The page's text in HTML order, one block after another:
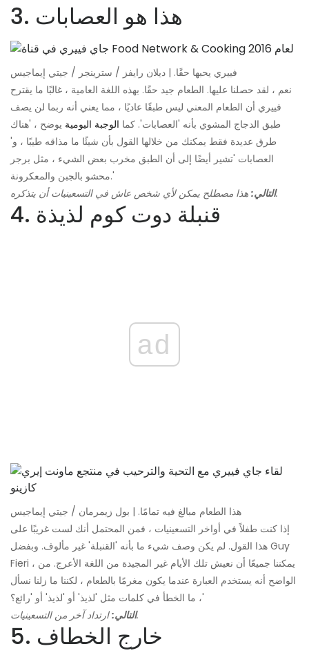
3. هذا هو العصابات
فييري يحبها حقًا. | ديلان رايفز / سترينجر / جيتي إيماجيس
نعم ، لقد حصلنا عليها. الطعام جيد حقًا. بهذه اللغة العامية ، غالبًا ما يقترح
فييري أن الطعام المعني ليس طبقًا عاديًا ، مما يعني أنه ربما لن يصف
طبق الدجاج المشوي بأنه 'العصابات'. كما الوجبة اليومية يوضح ، 'هناك
طرق عديدة فقط يمكنك من خلالها القول بأن شيئًا ما مذاقه طيبًا ، و'
العصابات 'تشير أيضًا إلى أن الطبق مخرب بعض الشيء ، مثل برجر
محشو بالجبن والمعكرونة.'
التالي:هذا مصطلح يمكن لأي شخص عاش في التسعينيات أن يتذكره.
4. قنبلة دوت كوم لذيذة
ad
هذا الطعام مبالغ فيه تمامًا. | بول زيمرمان / جيتي إيماجيس
إذا كنت طفلاً في أواخر التسعينيات ، فمن المحتمل أنك لست غريبًا على
هذا القول. لم يكن وصف شيء ما بأنه 'القنبلة' غير مألوف. وبفضل Guy
Fieri ، يمكننا جميعًا أن نعيش تلك الأيام غير المجيدة من اللغة الأعرج. من
الواضح أنه يستخدم العبارة عندما يكون مغرمًا بالطعام ، لكننا ما زلنا نسأل
، ما الخطأ في كلمات مثل 'لذيذ' أو 'لذيذ' أو 'رائع؟'
التالي:ارتداد آخر من التسعينيات.
5. خارج الخطاف